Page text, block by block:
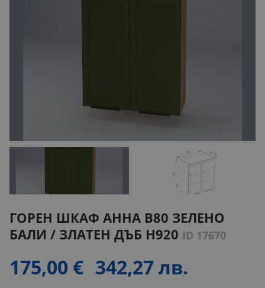
ГОРЕН ШКАФ АННА B80 ЗЕЛЕНО
БАЛИ / ЗЛАТЕН ДЪБ H920 ID 17670
175,00 € 342,27 лв.